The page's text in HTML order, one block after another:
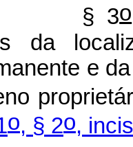
o
da
e
o, § 2o,